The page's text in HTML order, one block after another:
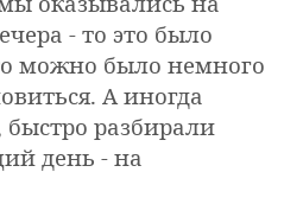
- то это было
можно было немного
А иногда
разбирали
день - на